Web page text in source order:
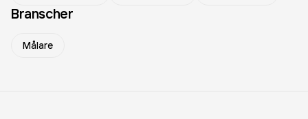
Branscher
Målare